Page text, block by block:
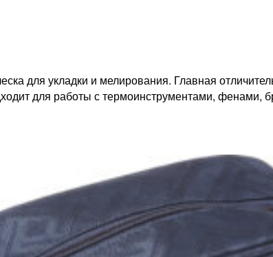
для укладки и мелирования. Главная
для работы с термоинструментами,